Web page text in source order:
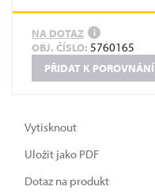
NA DOTAZ i
OBJ. ČÍSLO: 5760165
PŘIDAT K POROVNÁNÍ
Vytisknout
Uložit jako PDF
Dotaz na produkt